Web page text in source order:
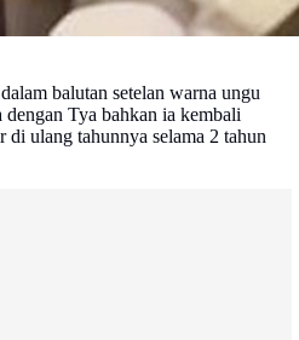
balutan setelan warna ungu
dengan Tya bahkan ia kembali
di ulang tahunnya selama 2 tahun